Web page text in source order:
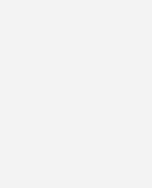
verwendet.
und
Faktoren, die über
entscheiden. Dabei bildet
einen Ausschnitt des